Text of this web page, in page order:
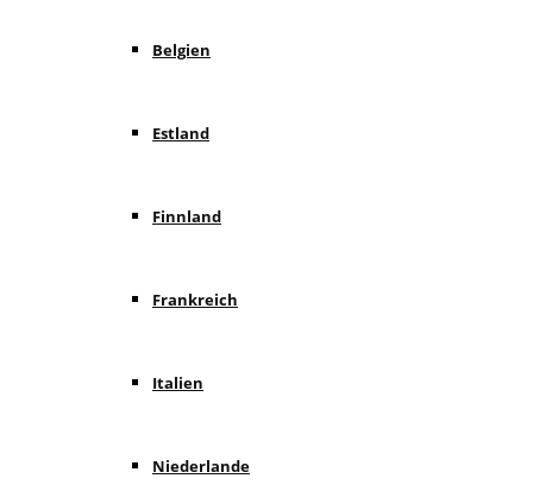
Belgien
Estland
Finnland
Frankreich
Italien
Niederlande